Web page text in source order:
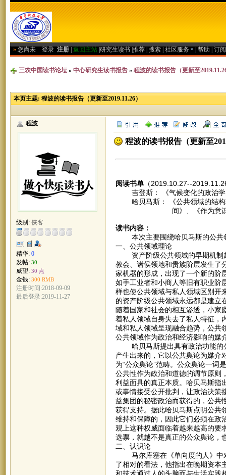
» 您尚未 登录 注册 返回主站 研究生读书 推荐 搜索 社区服务 帮助 订
三农中国读书论坛 » 中心研究生读书报告 » 程波的读书报告（更新至
本页主题: 程波的读书报告（更新至2019.11.26）
程波
级别: 侠客
精华: 0
发帖: 30
威望: 30 点
金钱: 300 RMB
注册时间:2018-09-09
最后登录:2019-11-27
程波的读书报告（更新至
阅读书单（2019.10.27--
吉登斯： 《气候变化的政治学
哈贝马斯： 《公共领域的结构
间》、《作为意识形态的技
读书内容：
本次主要围绕哈贝马斯的公共
一、公共领域理论
资产阶级公共领域的早期机制起
教会、诸侯领地和贵族阶层发生了
家机器的形成，出现了一个新的阶
如手工业者和小商人等旧有职业阶
样也使公共领域与私人领域区别开
的资产阶级公共领域永远都是建立
随着国家和社会的相互渗透，小家
着私人领域自身失去了私人特征，
域和私人领域呈现融合趋势，公共
公共领域作为政治和经济影响的媒
哈贝马斯提出具有政治功能的公
产生出来的，它以公共舆论为媒介
为“公众舆论”范畴。公众舆论一词
公共性作为政治和道德的调节原则
利益面具的真正本质。哈贝马斯指
或事情接受公开批判，让政治决策
益集团的秘密政治而获得的，公共
获得支持。据此哈贝马斯点明公共
维持和保障的，因此它们必须在政
观上这种权威面临着越来越高的要
选票，就越不是真正的公众舆论，
二、认识论
马尔库塞在《单向度的人》中对
了相对的看法，他指出在晚期资本
和技术通过人的头脑而与生活实践